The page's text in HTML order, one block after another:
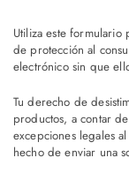
Utiliza este
de protección al
electrónico sin que
Tu derecho de
productos, a contar
excepciones legales
hecho de enviar una